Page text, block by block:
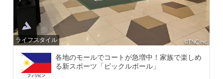
ライフスタイル
各地のモールでコートが急増中！家族で楽しめ
る新スポーツ「ピックルボール」